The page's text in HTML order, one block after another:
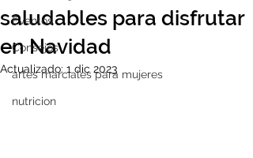
Eventos
Consejos
artes marciales para mujeres
nutricion
saludables para disfrutar
en Navidad
Actualizado: 1 dic 2023